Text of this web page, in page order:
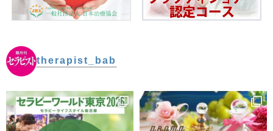
therapist_bab